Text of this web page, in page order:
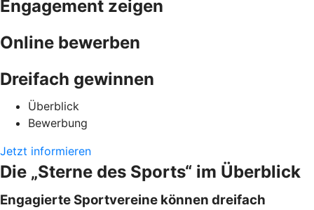
Engagement zeigen
Online bewerben
Dreifach gewinnen
Überblick
Bewerbung
Jetzt informieren
Die „Sterne des Sports“ im Überblick
Engagierte Sportvereine können dreifach